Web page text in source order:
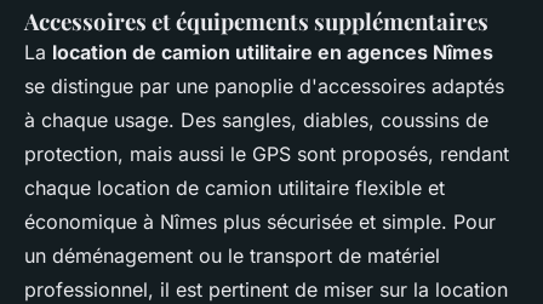
Accessoires et équipements supplémentaires
La location de camion utilitaire en agences Nîmes
se distingue par une panoplie d'accessoires adaptés
à chaque usage. Des sangles, diables, coussins de
protection, mais aussi le GPS sont proposés, rendant
chaque location de camion utilitaire flexible et
économique à Nîmes plus sécurisée et simple. Pour
un déménagement ou le transport de matériel
professionnel, il est pertinent de miser sur la location